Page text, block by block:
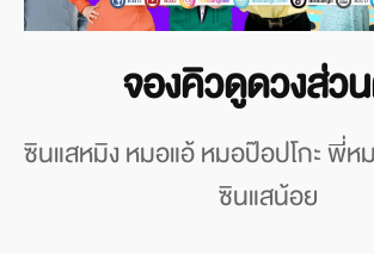
จองคิวดูดวงส่ว
ซินแสหมิง หมอแอ้ หมอป๊อปโกะ พี่
ซินแสน้อย